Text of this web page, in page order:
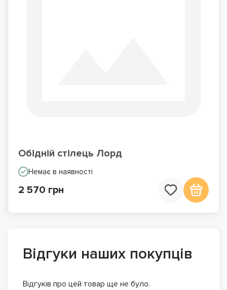
Обідній стілець Лорд
Немає в наявності
2 570 грн
Відгуки наших покупців
Відгуків про цей товар ще не було.